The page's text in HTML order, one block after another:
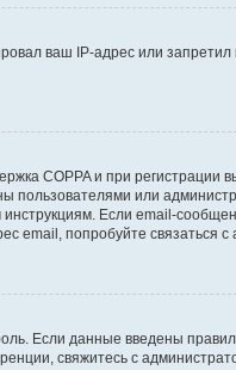
ваш IP-адрес или
COPPA и при регистрации
пользователями или
Если email-
email, попробуйте связаться с
Если данные введены
свяжитесь с